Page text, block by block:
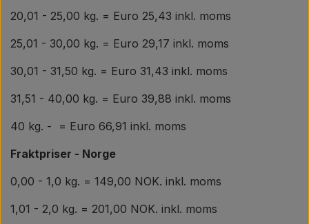
20,01 - 25,00 kg. = Euro 25,43 inkl. moms
25,01 - 30,00 kg. = Euro 29,17 inkl. moms
30,01 - 31,50 kg. = Euro 31,43 inkl. moms
31,51 - 40,00 kg. = Euro 39,88 inkl. moms
40 kg. - = Euro 66,91 inkl. moms
Fraktpriser - Norge
0,00 - 1,0 kg. = 149,00 NOK. inkl. moms
1,01 - 2,0 kg. = 201,00 NOK. inkl. moms